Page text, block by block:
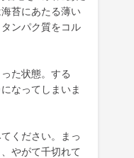
苔にあたる薄い
ンパク質をコル
た状態。する
なってしまいま
ください。まっ
やがて千切れて